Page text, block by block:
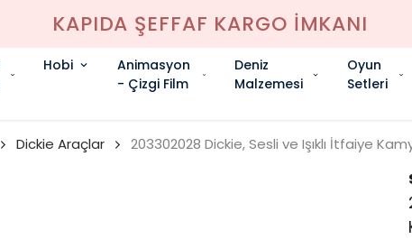
KAPIDA ŞEFFAF KARGO İMKANI
Hobi
Animasyon
- Çizgi Film
Deniz
Malzemesi
Oyun
Setleri
Dickie Araçlar 203302028 Dickie, Sesli ve Işıklı İtfaiye